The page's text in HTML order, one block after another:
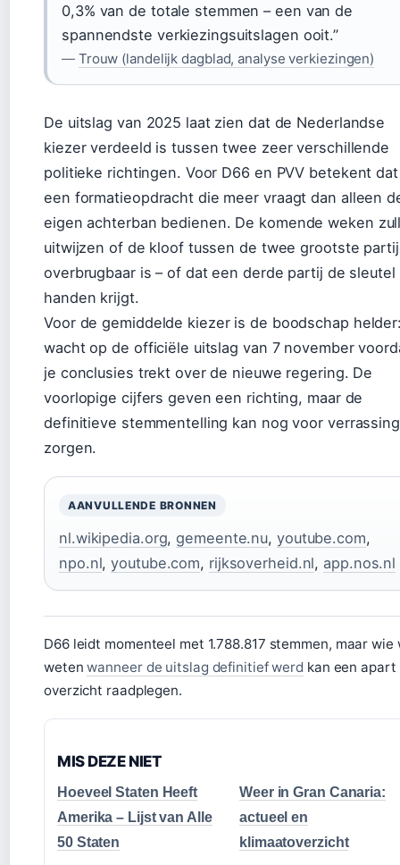
0,3% van de totale stemmen – een van de
spannendste verkiezingsuitslagen ooit.”
— Trouw (landelijk dagblad, analyse verkiezingen)
De uitslag van 2025 laat zien dat de Nederlandse
kiezer verdeeld is tussen twee zeer verschillende
politieke richtingen. Voor D66 en PVV betekent dat
een formatieopdracht die meer vraagt dan alleen
eigen achterban bedienen. De komende weken
uitwijzen of de kloof tussen de twee grootste
overbrugbaar is – of dat een derde partij de sleutel
handen krijgt.
Voor de gemiddelde kiezer is de boodschap
wacht op de officiële uitslag van 7 november
je conclusies trekt over de nieuwe regering. De
voorlopige cijfers geven een richting, maar de
definitieve stemmentelling kan nog voor
zorgen.
AANVULLENDE BRONNEN
nl.wikipedia.org,gemeente.nu, youtube.com,
npo.nl,youtube.com, rijksoverheid.nl, app.nos.nl
D66 leidt momenteel met 1.788.817 stemmen, maar wie
wetenwanneer de uitslag definitief werd kan een apart
overzicht raadplegen.
MIS DEZE NIET
Hoeveel Staten Heeft
Amerika – Lijst van Alle
50 Staten
Weer in Gran Canaria:
actueel en
klimaatoverzicht